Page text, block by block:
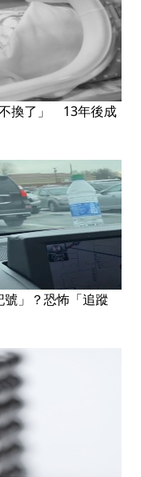
換了」 13年後成
」？恐怖「追蹤